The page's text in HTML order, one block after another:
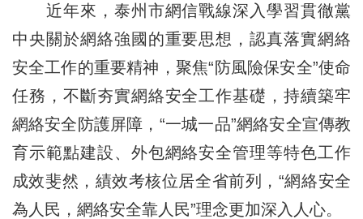
近年來，泰州市網信戰線深入學習貫徹黨
中央關於網絡強國的重要思想，認真落實網絡
安全工作的重要精神，聚焦“防風險保安全”使命
任務，不斷夯實網絡安全工作基礎，持續築牢
網絡安全防護屏障，“一城一品”網絡安全宣傳教
育示範點建設、外包網絡安全管理等特色工作
成效斐然，績效考核位居全省前列，“網絡安全
為人民，網絡安全靠人民”理念更加深入人心。